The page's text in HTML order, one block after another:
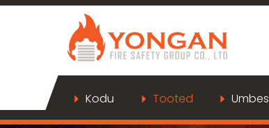
Kodu Tooted Umbes